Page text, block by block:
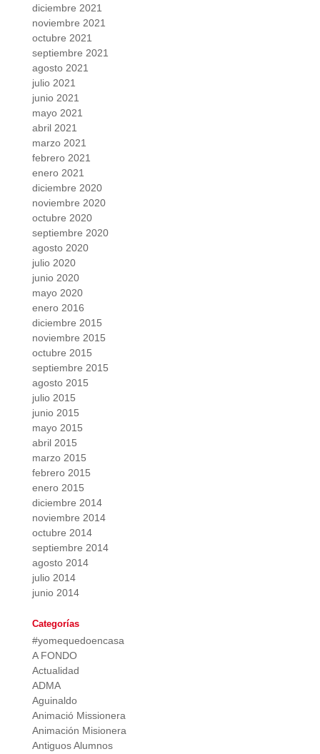
diciembre 2021
noviembre 2021
octubre 2021
septiembre 2021
agosto 2021
julio 2021
junio 2021
mayo 2021
abril 2021
marzo 2021
febrero 2021
enero 2021
diciembre 2020
noviembre 2020
octubre 2020
septiembre 2020
agosto 2020
julio 2020
junio 2020
mayo 2020
enero 2016
diciembre 2015
noviembre 2015
octubre 2015
septiembre 2015
agosto 2015
julio 2015
junio 2015
mayo 2015
abril 2015
marzo 2015
febrero 2015
enero 2015
diciembre 2014
noviembre 2014
octubre 2014
septiembre 2014
agosto 2014
julio 2014
junio 2014
Categorías
#yomequedoencasa
A FONDO
Actualidad
ADMA
Aguinaldo
Animació Missionera
Animación Misionera
Antiguos Alumnos